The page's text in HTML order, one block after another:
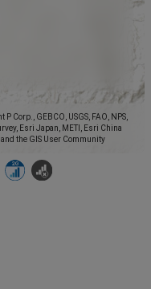
Corp., GEBCO, USGS, FAO, NPS,
Esri Japan, METI, Esri China
the GIS User Community